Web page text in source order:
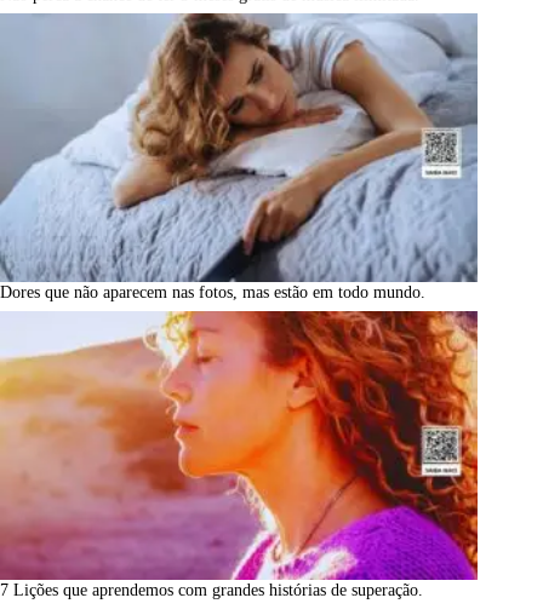
Dores que não aparecem nas fotos, mas estão em todo mundo.
7 Lições que aprendemos com grandes histórias de superação.